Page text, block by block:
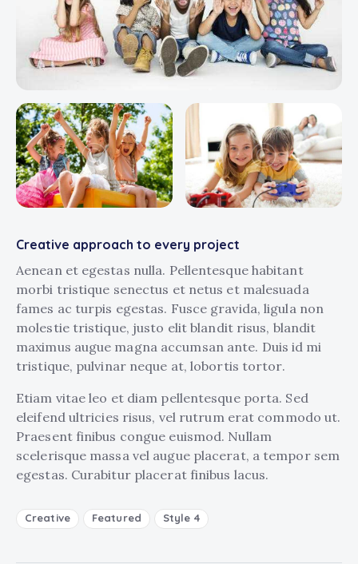
Creative approach to every project
Aenean et egestas nulla. Pellentesque habitant
morbi tristique senectus et netus et malesuada
fames ac turpis egestas. Fusce gravida, ligula non
molestie tristique, justo elit blandit risus, blandit
maximus augue magna accumsan ante. Duis id mi
tristique, pulvinar neque at, lobortis tortor.
Etiam vitae leo et diam pellentesque porta. Sed
eleifend ultricies risus, vel rutrum erat commodo ut.
Praesent finibus congue euismod. Nullam
scelerisque massa vel augue placerat, a tempor sem
egestas. Curabitur placerat finibus lacus.
Creative Featured Style 4